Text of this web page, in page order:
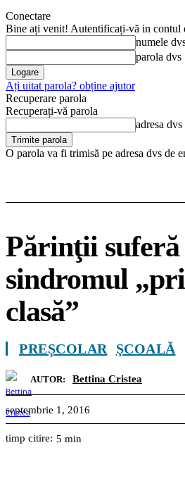
Conectare
Bine ați venit! Autentificați-vă in contul
numele
parola dvs
Ați uitat parola? obține ajutor
Recuperare parola
Recuperați-vă parola
adresa
O parola va fi trimisă pe adresa dvs de
Părinţii suferă
sindromul
clasă”
PREȘCOLAR ŞCOALĂ
AUTOR: Bettina Cristea
septembrie 1, 2016
timp citire: 5 min